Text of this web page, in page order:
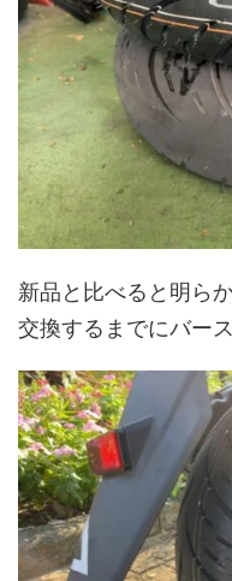
新品と比べると明ら
交換するまでにバー